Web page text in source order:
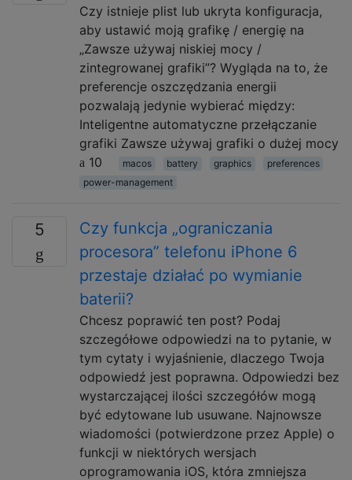
Czy istnieje plist lub ukryta konfiguracja,
aby ustawić moją grafikę / energię na
„Zawsze używaj niskiej mocy /
zintegrowanej grafiki”? Wygląda na to, że
preferencje oszczędzania energii
pozwalają jedynie wybierać między:
Inteligentne automatyczne przełączanie
grafiki Zawsze używaj grafiki o dużej mocy
10
macos battery graphics
preferences
power-management
5
Czy funkcja „ograniczania
procesora” telefonu iPhone 6
przestaje działać po wymianie
baterii?
Chcesz poprawić ten post? Podaj
szczegółowe odpowiedzi na to pytanie, w
tym cytaty i wyjaśnienie, dlaczego Twoja
odpowiedź jest poprawna. Odpowiedzi bez
wystarczającej ilości szczegółów mogą
być edytowane lub usuwane. Najnowsze
wiadomości (potwierdzone przez Apple) o
funkcji w niektórych wersjach
oprogramowania iOS, która zmniejsza